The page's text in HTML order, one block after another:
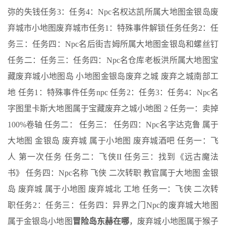
弥的失钱任务3：任务4：Npc名权达凯所属大地图金银岛废
弃城市小地图废弃城市任务1：特殊事件解锁任务任务2：任
务三：任务四：Npc名后街吉姆所属大地图金银岛和螺丝钉
任务二：任务三：任务四：Npc名仓库老板洪所属大地图宝
藏废弃城小地图岛 小地图金银岛废弃之城 废弃之城南部工
地 任务1：特殊事件任务npc 任务2：任务3：任务4：Npc名
字图里卡斯大地图属于宝藏废弃之城小地图 2 任务一：卖掉
100%卷轴 任务二： 任务三： 任务四：Npc名字达克鲁 属于
大地图 金银岛 废弃城 属于小地图 废弃城酒吧 任务一：飞
人 第一次任务 任务二：飞侠II 任务三：找到《远古魔法
书》 任务四：Npc名称 飞侠 二次转职 教官属于大地图 金银
岛 废弃城 属于小地图 废弃城北 工地 任务一：飞侠 二次转
职任务2：任务三：任务四：异界之门Npc的废弃城大地图
属于金银岛小地图 冒险岛东赫在哪，废弃城小地图属于猴子